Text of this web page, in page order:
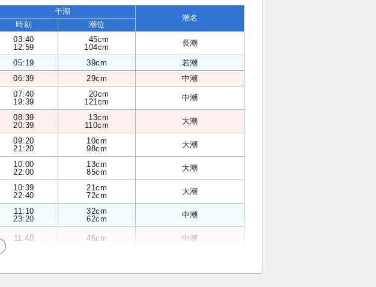
干潮
潮名
時刻 潮位
03:40
12:59
45cm
104cm
長潮
05:19 39cm
若潮
06:39 29cm 中潮
07:40
19:39
20cm
121cm
中潮
08:39
20:39
13cm
110cm
大潮
09:20
21:20
10cm
98cm
大潮
10:00
22:00
13cm
85cm
大潮
10:39
22:40
21cm
72cm
大潮
11:10
23:20
32cm
62cm
中潮
11:40 46cm 中潮